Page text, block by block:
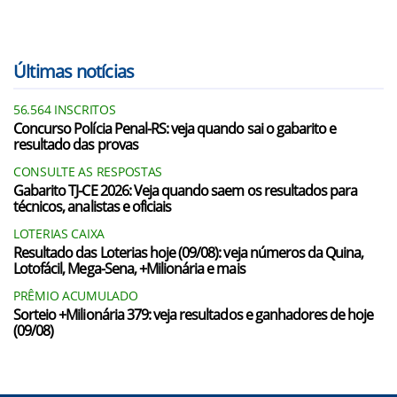
Últimas notícias
56.564 INSCRITOS
Concurso Polícia Penal-RS: veja quando sai o gabarito e
resultado das provas
CONSULTE AS RESPOSTAS
Gabarito TJ-CE 2026: Veja quando saem os resultados para
técnicos, analistas e oficiais
LOTERIAS CAIXA
Resultado das Loterias hoje (09/08): veja números da Quina,
Lotofácil, Mega-Sena, +Milionária e mais
PRÊMIO ACUMULADO
Sorteio +Milionária 379: veja resultados e ganhadores de hoje
(09/08)